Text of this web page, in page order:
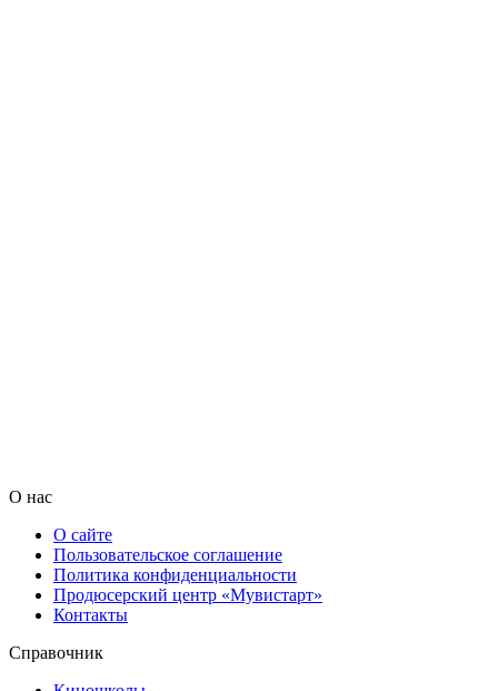
О нас
О сайте
Пользовательское соглашение
Политика конфиденциальности
Продюсерский центр «Мувистарт»
Контакты
Справочник